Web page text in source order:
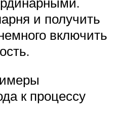
и получить
включить
к процессу